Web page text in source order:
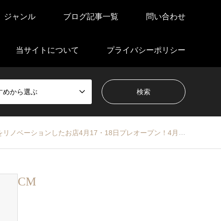
ジャンル ブログ記事一覧 問い合わせ
当サイトについて プライバシーポリシー
めから選ぶ
4月17・18日プレオープン！4月２０日グランドオープンします！
CM